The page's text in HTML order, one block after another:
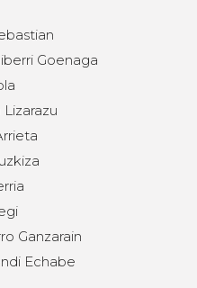
Goenaga
Ganzarain
Echabe